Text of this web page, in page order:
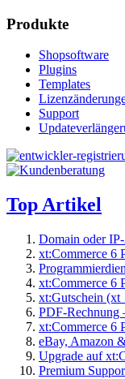
Produkte
Shopsoftware
Plugins
Templates
Support
Top Artikel
Domain oder
xt:Commerce 6
xt:Commerce 6
xt:Gutschein
PDF-Rechnung
xt:Commerce 6
eBay, Amazon
Upgrade auf
Premium